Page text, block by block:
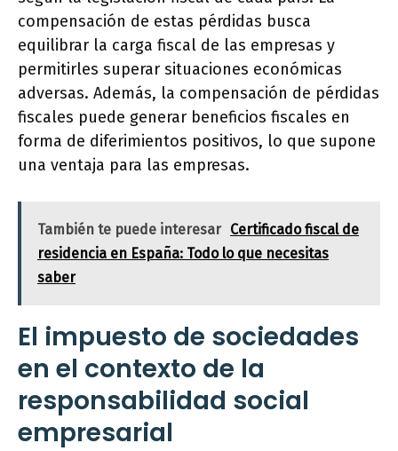
compensación de estas pérdidas busca
equilibrar la carga fiscal de las empresas y
permitirles superar situaciones económicas
adversas. Además, la compensación de pérdidas
fiscales puede generar beneficios fiscales en
forma de diferimientos positivos, lo que supone
una ventaja para las empresas.
También te puede interesar Certificado fiscal de
residencia en España: Todo lo que necesitas
saber
El impuesto de sociedades
en el contexto de la
responsabilidad social
empresarial